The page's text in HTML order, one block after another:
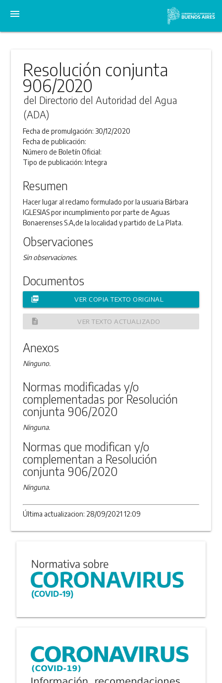
menu
Resolución conjunta
906/2020
del Directorio del Autoridad del Agua
(ADA)
Fecha de promulgación: 30/12/2020
Fecha de publicación:
Número de Boletín Oficial:
Tipo de publicación:Integra
Resumen
Hacer lugar al reclamo formulado por la usuaria Bárbara
IGLESIAS por incumplimiento por parte de Aguas
Bonaerenses S.A,de la localidad y partido de La Plata.
Observaciones
Sin observaciones.
Documentos
picture_as_pdf VER COPIA TEXTO ORIGINAL
description VER TEXTO ACTUALIZADO
Anexos
Ninguno.
Normas modificadas y/o
complementadas por Resolución
conjunta 906/2020
Ninguna.
Normas que modifican y/o
complementan a Resolución
conjunta 906/2020
Ninguna.
Última actualizacion: 28/09/2021 12:09